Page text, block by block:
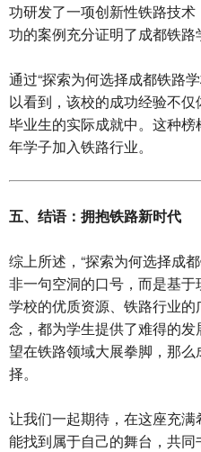
功研发了一项创新性铁路技
功的案例充分证明了成都铁路
通过“探索为何选择成都铁路
以看到，该校的成功经验不
毕业生的实际成就中。这种
年学子加入铁路行业。
五、结语：拥抱铁路新时代
综上所述，“探索为何选择成
非一句空洞的口号，而是基
学校的优质资源、铁路行业
念，都为学生提供了难得的
望在铁路领域大展拳脚，那
择。
让我们一起期待，在这座充
能找到属于自己的舞台，共同